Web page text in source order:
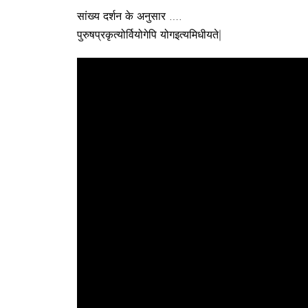
सांख्य दर्शन के अनुसार ….
पुरुषप्रकृत्योर्वियोगेपि योगइत्यमिधीयते|